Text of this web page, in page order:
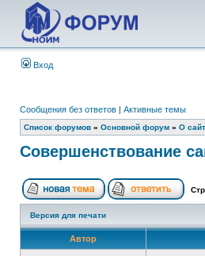
Вход
Сообщения без ответов | Активные темы
Список форумов » Основной форум » О
Совершенствование
Версия для печати
Автор